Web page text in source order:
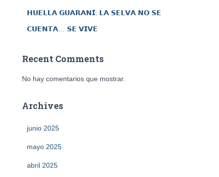
𝗛𝗨𝗘𝗟𝗟𝗔 𝗚𝗨𝗔𝗥𝗔𝗡𝗜́: 𝗟𝗔 𝗦𝗘𝗟𝗩𝗔 𝗡𝗢 𝗦𝗘
𝗖𝗨𝗘𝗡𝗧𝗔… 𝗦𝗘 𝗩𝗜𝗩𝗘
Recent Comments
No hay comentarios que mostrar.
Archives
junio 2025
mayo 2025
abril 2025